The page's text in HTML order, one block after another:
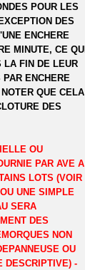
POUR LES
DES
ENCHERE
MINUTE, CE QUI
LA FIN DE LEUR
ENCHERE
QUE CELA
DES
OU
PAR AVE A
LOTS (VOIR
UNE SIMPLE
SERA
DES
NON
OU
DESCRIPTIVE) -